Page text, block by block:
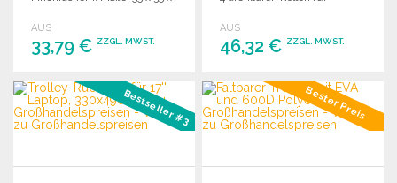
AUS
33,79 € ZZGL. MWST.
BESTELLEN
Angebot anfordern
AUS
46,32 € ZZGL. MWST.
BESTELLEN
Angebot anfordern
Bestseller #3 Bester Preis